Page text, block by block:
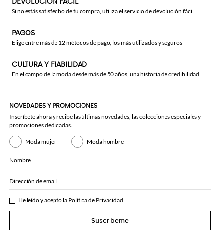
DEVOLUCIÓN FÁCIL
Si no estás satisfecho de tu compra, utiliza el servicio de devolución fácil
PAGOS
Elige entre más de 12 métodos de pago, los más utilizados y seguros
CULTURA Y FIABILIDAD
En el campo de la moda desde más de 50 años, una historia de credibilidad
NOVEDADES Y PROMOCIONES
Inscríbete ahora y recibe las últimas novedades, las colecciones especiales y
promociones dedicadas.
Moda mujer Moda hombre
Nombre
Dirección de email
He leído y acepto la Política de Privacidad
Suscríbeme